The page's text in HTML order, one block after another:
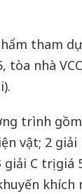
tham
tòa nhà
trình
vật; 2 giải
C trị giá
khích